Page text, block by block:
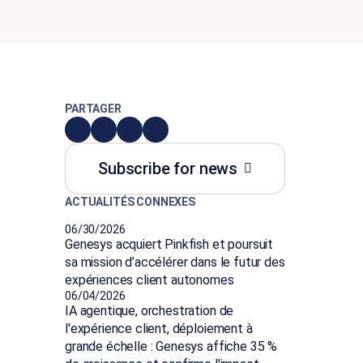
PARTAGER
Subscribe for news
ACTUALITÉS CONNEXES
06/30/2026
Genesys acquiert Pinkfish et poursuit
sa mission d’accélérer dans le futur des
expériences client autonomes
06/04/2026
IA agentique, orchestration de
l'expérience client, déploiement à
grande échelle : Genesys affiche 35 %